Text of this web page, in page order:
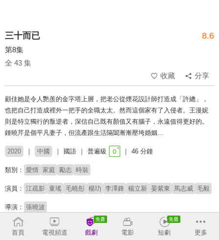
三十而已 8.6
第8集
全 43 集
收藏
分享
顧佳她是令人艷羨的金字塔上層，把老公從煙花設計師打造成「許總」，
也把自己打造成裡外一把手的全職太太。然而這個家有了入侵者。王漫妮
則是特立獨行的叛逆者，深信自己既有顏值又有腦子，永遠值得更好的。
鍾曉芹是個平凡妻子，但流產跟生活隔闔漸漸壓垮婚姻...
2020 中國 國語 普遍級 46 分鐘
類別： 愛情 家庭 勵志 時裝
演員： 江疏影 童瑤 毛曉彤 楊玏 李澤鋒 楊立新 晏紫東 馬志威 毛毅
導演： 張曉波
首頁 電視頻道 戲劇 電影 短劇 更多